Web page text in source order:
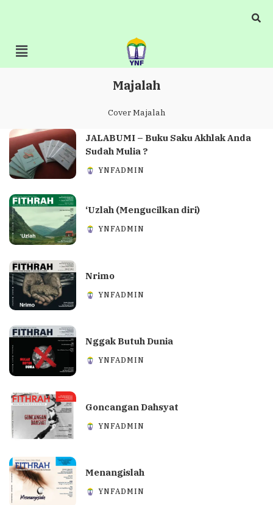
Majalah
Cover Majalah
JALABUMI – Buku Saku Akhlak Anda
Sudah Mulia ?
YNFADMIN
‘Uzlah (Mengucilkan diri)
YNFADMIN
Nrimo
YNFADMIN
Nggak Butuh Dunia
YNFADMIN
Goncangan Dahsyat
YNFADMIN
Menangislah
YNFADMIN